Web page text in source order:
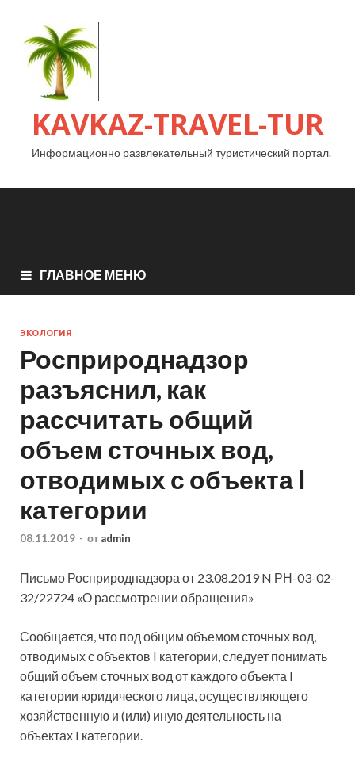
KAVKAZ-TRAVEL-TUR
Информационно развлекательный туристический портал.
ГЛАВНОЕ МЕНЮ
ЭКОЛОГИЯ
Росприроднадзор
разъяснил, как
рассчитать общий
объем сточных вод,
отводимых с объекта I
категории
08.11.2019 - от admin
Письмо Росприроднадзора от 23.08.2019 N РН-03-02-
32/22724 «О рассмотрении обращения»
Сообщается, что под общим объемом сточных вод,
отводимых с объектов I категории, следует понимать
общий объем сточных вод от каждого объекта I
категории юридического лица, осуществляющего
хозяйственную и (или) иную деятельность на
объектах I категории.